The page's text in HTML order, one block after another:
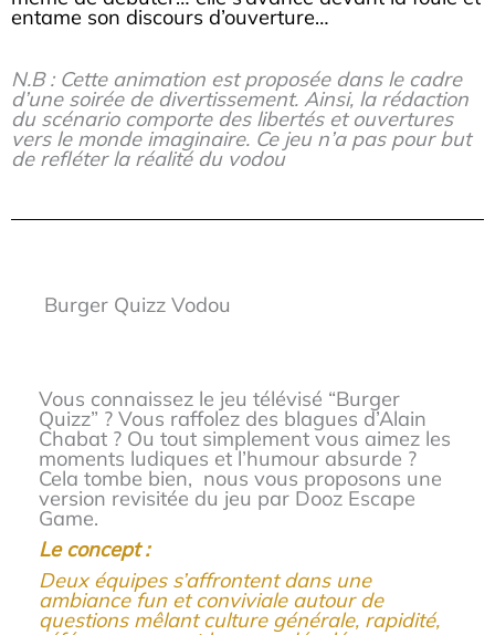
entame son discours d’ouverture…
N.B : Cette animation est proposée dans le cadre
d’une soirée de divertissement. Ainsi, la rédaction
du scénario comporte des libertés et ouvertures
vers le monde imaginaire. Ce jeu n’a pas pour but
de refléter la réalité du vodou
Burger Quizz Vodou
Vous connaissez le jeu télévisé “Burger
Quizz” ? Vous raffolez des blagues d’Alain
Chabat ? Ou tout simplement vous aimez les
moments ludiques et l’humour absurde ?
Cela tombe bien, nous vous proposons une
version revisitée du jeu par Dooz Escape
Game.
Le concept :
Deux équipes s’affrontent dans une
ambiance fun et conviviale autour de
questions mêlant culture générale, rapidité,